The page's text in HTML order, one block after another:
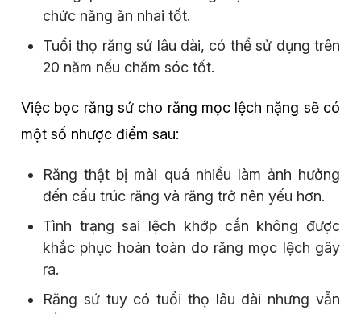
chức năng ăn nhai tốt.
Tuổi thọ răng sứ lâu dài, có thể sử dụng trên
20 năm nếu chăm sóc tốt.
Việc bọc răng sứ cho răng mọc lệch nặng sẽ có
một số nhược điểm sau:
Răng thật bị mài quá nhiều làm ảnh hưởng
đến cấu trúc răng và răng trở nên yếu hơn.
Tình trạng sai lệch khớp cắn không được
khắc phục hoàn toàn do răng mọc lệch gây
ra.
Răng sứ tuy có tuổi thọ lâu dài nhưng vẫn